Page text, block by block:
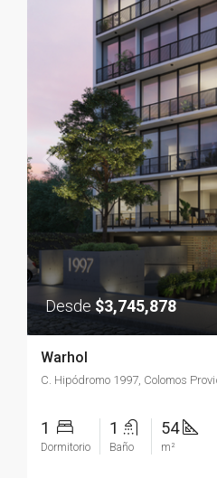
Desde $3,745,878
Warhol
1
Dormitorio
1
Baño
54
m²